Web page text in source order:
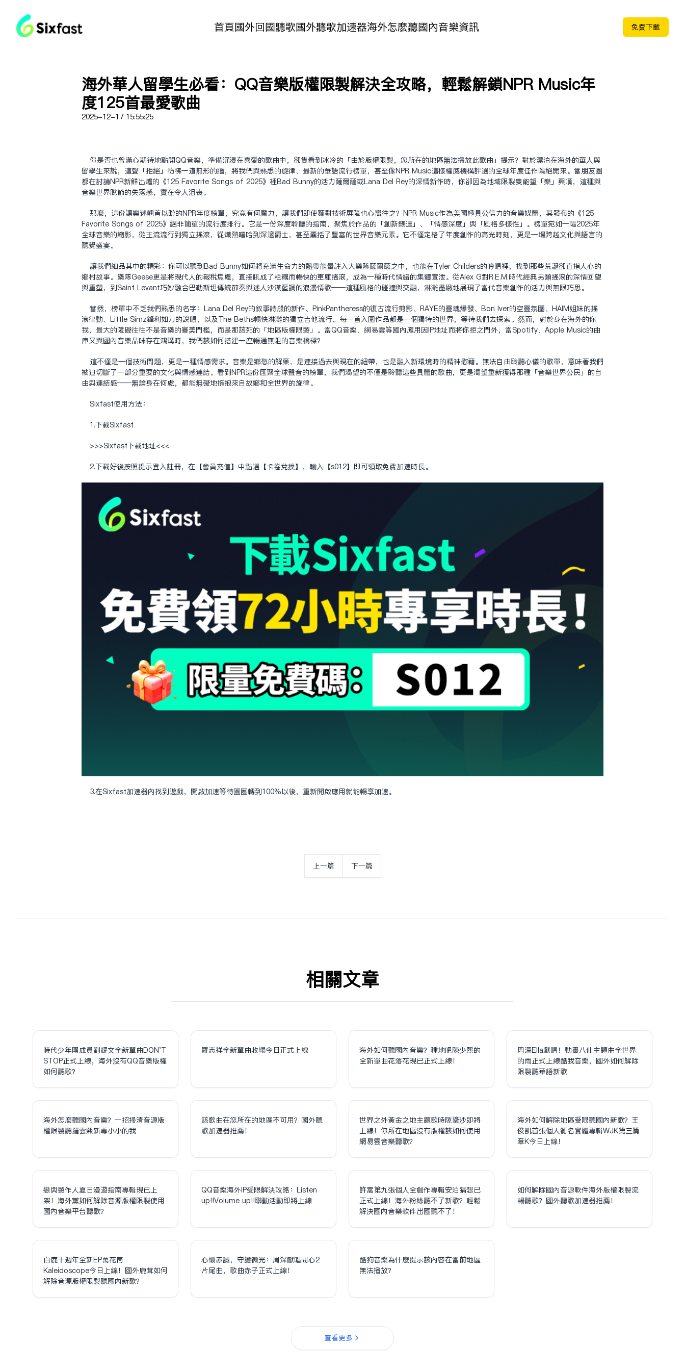
首頁國外回國聽歌國外聽歌加速器海外怎麽聽國內音樂資訊 免费下载
海外華人留學生必看：QQ音樂版權限制解決全攻略，輕鬆解鎖NPR Music年
度125首最愛歌曲
2025-12-17 15:55:25
你是否也曾滿心期待地點開QQ音樂，準備沉浸在喜愛的歌曲中，卻只看到冰冷的「由於版權限制，您所在的地區無法播放此歌曲」提示？對於漂泊在海外的華人與
留學生來說，這聲「拒絕」彷彿一道無形的牆，將我們與熟悉的旋律、最新的華語流行榜單，甚至像NPR Music這樣權威機構評選的全球年度佳作隔絕開來。當朋友圈
都在討論NPR新鮮出爐的《125 Favorite Songs of 2025》裡Bad Bunny的活力薩爾薩或Lana Del Rey的深情新作時，你卻因為地域限制只能望「樂」興嘆，這種與
音樂世界脫節的失落感，實在令人沮喪。
那麼，這份讓樂迷翹首以盼的NPR年度榜單，究竟有何魔力，讓我們即使面對技術屏障也心嚮往之？NPR Music作為美國極具公信力的音樂媒體，其發布的《125
Favorite Songs of 2025》絕非簡單的流行度排行。它是一份深度聆聽的指南，聚焦於作品的「創新表達」、「情感深度」與「風格多樣性」。榜單宛如一幅2025年
全球音樂的縮影，從主流流行到獨立搖滾，從熾熱嘻哈到深邃爵士，甚至囊括了豐富的世界音樂元素。它不僅定格了年度創作的高光時刻，更是一場跨越文化與語言的
聽覺盛宴。
讓我們細品其中的精彩：你可以聽到Bad Bunny如何將充滿生命力的熱帶能量注入大樂隊薩爾薩之中，也能在Tyler Childers的吟唱裡，找到那些荒誕卻直指人心的
鄉村故事。樂隊Geese更是將現代人的報稅焦慮，直接吼成了粗糲而暢快的車庫搖滾，成為一種時代情緒的集體宣泄。從Alex G對R.E.M.時代經典另類搖滾的深情回望
與重塑，到Saint Levant巧妙融合巴勒斯坦傳統節奏與迷人沙漠藍調的浪漫情歌——這種風格的碰撞與交融，淋漓盡致地展現了當代音樂創作的活力與無限巧思。
當然，榜單中不乏我們熟悉的名字：Lana Del Rey的敘事詩般的新作、PinkPantheress的復古流行剪影、RAYE的靈魂爆發、Bon Iver的空靈氛圍、HAIM姐妹的搖
滾律動、Little Simz鋒利如刀的說唱，以及The Beths暢快淋漓的獨立吉他流行。每一首入圍作品都是一個獨特的世界，等待我們去探索。然而，對於身在海外的你
我，最大的障礙往往不是音樂的審美門檻，而是那該死的「地區版權限制」。當QQ音樂、網易雲等國內應用因IP地址而將你拒之門外，當Spotify、Apple Music的曲
庫又與國內音樂品味存在鴻溝時，我們該如何搭建一座暢通無阻的音樂橋樑？
這不僅是一個技術問題，更是一種情感需求。音樂是鄉愁的解藥，是連接過去與現在的紐帶，也是融入新環境時的精神慰藉。無法自由聆聽心儀的歌單，意味著我們
被迫切斷了一部分重要的文化與情感連結。看到NPR這份匯聚全球聲音的榜單，我們渴望的不僅是聆聽這些具體的歌曲，更是渴望重新獲得那種「音樂世界公民」的自
由與連結感——無論身在何處，都能無礙地擁抱來自故鄉和全世界的旋律。
Sixfast使用方法：
1.下載Sixfast
>>>Sixfast下载地址<<<
2.下載好後按照提示登入註冊，在【會員充值】中點選【卡卷兌換】，輸入【s012】即可領取免費加速時長。
3.在Sixfast加速器內找到遊戲，開啟加速等待圓圈轉到100%以後，重新開啟應用就能暢享加速。
上一篇 下一篇
相关文章
時代少年團成員劉耀文全新單曲DON'T
STOP正式上線，海外沒有QQ音樂版權
如何聽歌？
羅志祥全新單曲收場今日正式上線
海外如何聽國內音樂？種地吧陳少熙的
全新單曲花落花現已正式上線！
周深Ella獻唱！動畫八仙主題曲全世界
的雨正式上線酷我音樂，國外如何解除
限制聽華語新歌
海外怎麼聽國內音樂？一招掃清音源版
權限制聽羅雲熙新專小小的我
該歌曲在您所在的地區不可用？國外聽
歌加速器推薦！
世界之外黃金之地主題歌時隙鎏沙即將
上線！你所在地區沒有版權該如何使用
網易雲音樂聽歌？
海外如何解除地區受限聽國內新歌？王
俊凱首張個人同名實體專輯WJK第三篇
章K今日上線！
戀與製作人夏日漫遊指南專輯現已上
架！海外黨如何解除音源版權限制使用
國內音樂平台聽歌？
QQ音樂海外IP受限解決攻略：Listen
up!!Volume up!!聯動活動即將上線
許嵩第九張個人全創作專輯安泊猜想已
正式上線！海外粉絲聽不了新歌？輕鬆
解決國內音樂軟件出國聽不了！
如何解除國內音源軟件海外版權限制流
暢聽歌？國外聽歌加速器推薦！
白鹿十週年全新EP萬花筒
Kaleidoscope今日上線！國外鹿茸如何
解除音源版權限制聽國內新歌？
心懷赤誠，守護微光：周深獻唱問心2
片尾曲，歌曲赤子正式上線！
酷狗音樂為什麼提示該內容在當前地區
無法播放？
查看更多